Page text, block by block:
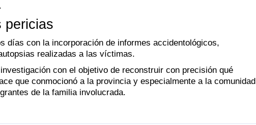
pericias
días con la incorporación de informes accidentológicos,
realizadas a las víctimas.
con el objetivo de reconstruir con precisión qué
que conmocionó a la provincia y especialmente a la comunidad
de la familia involucrada.